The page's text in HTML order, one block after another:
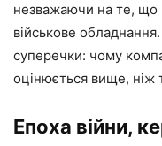
незважаючи на те, що
військове
суперечки: чому
оцінюється вище, ніж
Епоха війни,